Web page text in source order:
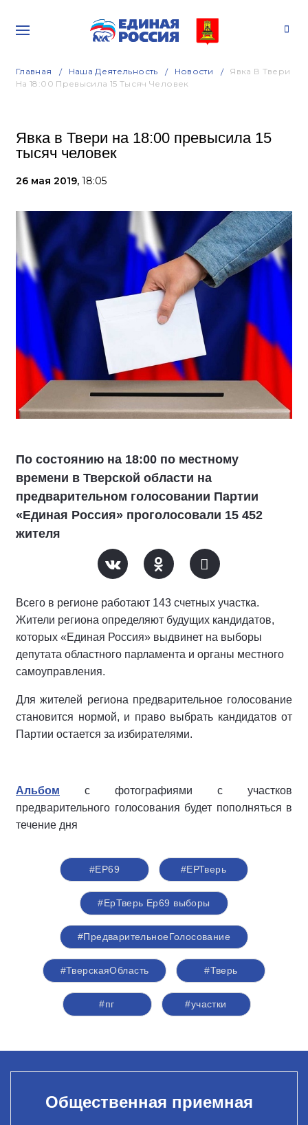
Главная Наша Деятельность Новости
Явка В Твери
На 18:00 Превысила 15 Тысяч Человек
Явка в Твери на 18:00 превысила 15
тысяч человек
26 мая 2019, 18:05
По состоянию на 18:00 по местному
времени в Тверской области на
предварительном голосовании Партии
«Единая Россия» проголосовали 15 452
жителя
Всего в регионе работают 143 счетных участка.
Жители региона определяют будущих кандидатов,
которых «Единая Россия» выдвинет на выборы
депутата областного парламента и органы местного
самоуправления.
Для жителей региона предварительное голосование
становится нормой, и право выбрать кандидатов от
Партии остается за избирателями.
Альбом с фотографиями с участков
предварительного голосования будет пополняться в
течение дня
#ЕР69 #ЕРТверь
#ЕрТверь Ер69 выборы
#ПредварительноеГолосование
#ТверскаяОбласть #Тверь
#пг #участки
Общественная приемная